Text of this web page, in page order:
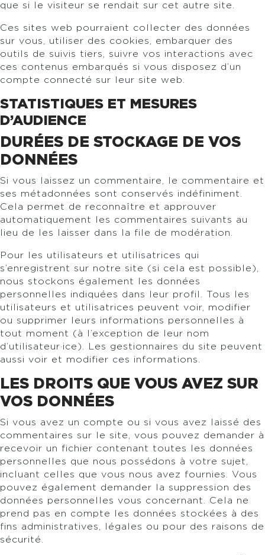
que si le visiteur se rendait sur cet autre site.
Ces sites web pourraient collecter des données
sur vous, utiliser des cookies, embarquer des
outils de suivis tiers, suivre vos interactions avec
ces contenus embarqués si vous disposez d’un
compte connecté sur leur site web.
STATISTIQUES ET MESURES
D’AUDIENCE
DURÉES DE STOCKAGE DE VOS
DONNÉES
Si vous laissez un commentaire, le commentaire et
ses métadonnées sont conservés indéfiniment.
Cela permet de reconnaître et approuver
automatiquement les commentaires suivants au
lieu de les laisser dans la file de modération.
Pour les utilisateurs et utilisatrices qui
s’enregistrent sur notre site (si cela est possible),
nous stockons également les données
personnelles indiquées dans leur profil. Tous les
utilisateurs et utilisatrices peuvent voir, modifier
ou supprimer leurs informations personnelles à
tout moment (à l’exception de leur nom
d’utilisateur·ice). Les gestionnaires du site peuvent
aussi voir et modifier ces informations.
LES DROITS QUE VOUS AVEZ SUR
VOS DONNÉES
Si vous avez un compte ou si vous avez laissé des
commentaires sur le site, vous pouvez demander à
recevoir un fichier contenant toutes les données
personnelles que nous possédons à votre sujet,
incluant celles que vous nous avez fournies. Vous
pouvez également demander la suppression des
données personnelles vous concernant. Cela ne
prend pas en compte les données stockées à des
fins administratives, légales ou pour des raisons de
sécurité.